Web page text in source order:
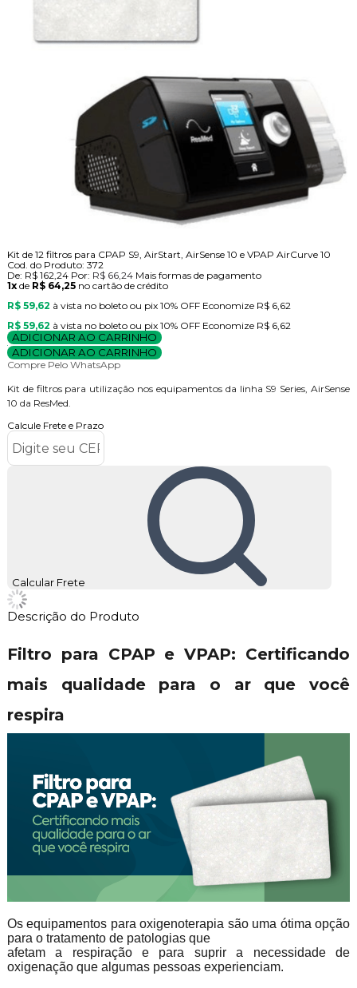
Kit de 12 filtros para CPAP S9, AirStart, AirSense 10 e VPAP AirCurve 10
Cod. do Produto: 372
De: R$ 162,24 Por: R$ 66,24 Mais formas de pagamento
1xde R$ 64,25 no cartão de crédito
R$ 59,62 à vista no boleto ou pix 10% OFF Economize R$ 6,62
R$ 59,62 à vista no boleto ou pix 10% OFF Economize R$ 6,62
ADICIONAR AO CARRINHO
ADICIONAR AO CARRINHO
Compre Pelo WhatsApp
Kit de filtros para utilização nos equipamentos da linha S9 Series, AirSense
10 da ResMed.
Calcule Frete e Prazo
Calcular Frete
Descrição do Produto
Filtro para CPAP e VPAP: Certificando
mais qualidade para o ar que você
respira
Os equipamentos para oxigenoterapia são uma ótima opção
para o tratamento de patologias que
afetam a respiração e para suprir a necessidade de
oxigenação que algumas pessoas experienciam.